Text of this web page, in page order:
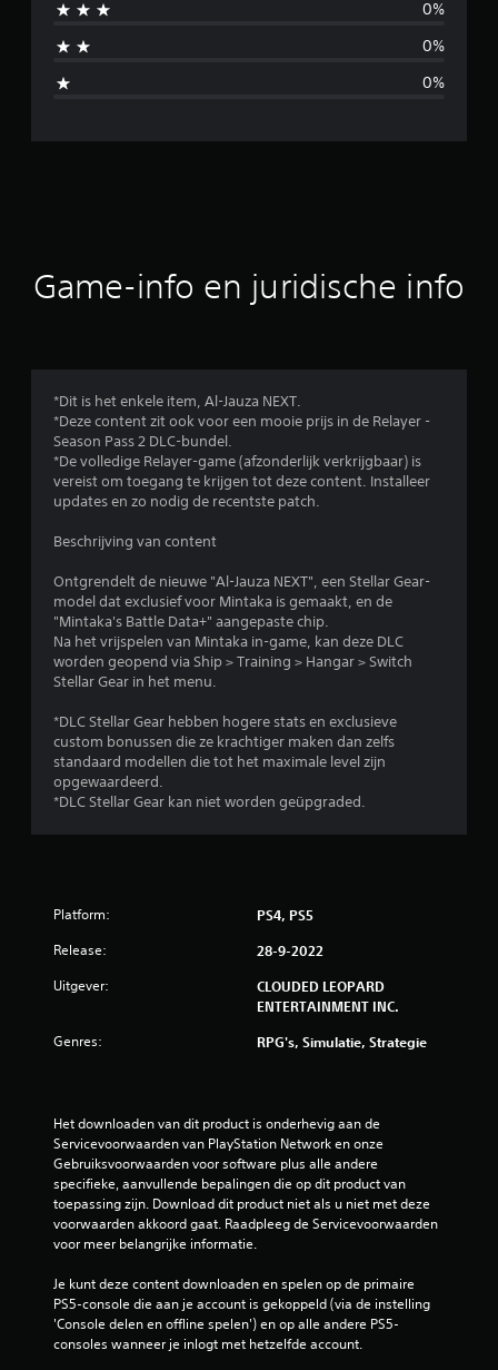
d
l
b
o
r
d
n
e
i
t
b
0%
0%
0%
Game-info en juridische info
*Dit is het enkele item, Al-Jauza NEXT.
*Deze content zit ook voor een mooie prijs in de Relayer -
Season Pass 2 DLC-bundel.
*De volledige Relayer-game (afzonderlijk verkrijgbaar) is
vereist om toegang te krijgen tot deze content. Installeer
updates en zo nodig de recentste patch.
Beschrijving van content
Ontgrendelt de nieuwe "Al-Jauza NEXT", een Stellar Gear-
model dat exclusief voor Mintaka is gemaakt, en de
"Mintaka's Battle Data+" aangepaste chip.
Na het vrijspelen van Mintaka in-game, kan deze DLC
worden geopend via Ship > Training > Hangar > Switch
Stellar Gear in het menu.
*DLC Stellar Gear hebben hogere stats en exclusieve
custom bonussen die ze krachtiger maken dan zelfs
standaard modellen die tot het maximale level zijn
opgewaardeerd.
*DLC Stellar Gear kan niet worden geüpgraded.
Platform: PS4, PS5
Release: 28-9-2022
Uitgever:
CLOUDED LEOPARD
ENTERTAINMENT INC.
Genres: RPG's, Simulatie, Strategie
Het downloaden van dit product is onderhevig aan de
Servicevoorwaarden van PlayStation Network en onze
Gebruiksvoorwaarden voor software plus alle andere
specifieke, aanvullende bepalingen die op dit product van
toepassing zijn. Download dit product niet als u niet met deze
voorwaarden akkoord gaat. Raadpleeg de Servicevoorwaarden
voor meer belangrijke informatie.
Je kunt deze content downloaden en spelen op de primaire
PS5-console die aan je account is gekoppeld (via de instelling
'Console delen en offline spelen') en op alle andere PS5-
consoles wanneer je inlogt met hetzelfde account.